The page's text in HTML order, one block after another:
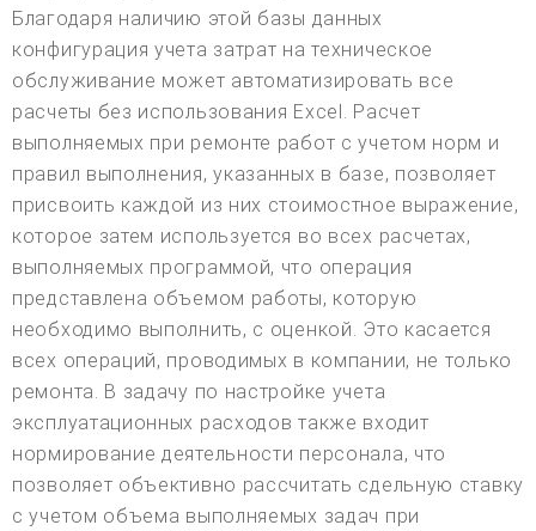
Благодаря наличию этой базы данных
конфигурация учета затрат на техническое
обслуживание может автоматизировать все
расчеты без использования Excel. Расчет
выполняемых при ремонте работ с учетом норм и
правил выполнения, указанных в базе, позволяет
присвоить каждой из них стоимостное выражение,
которое затем используется во всех расчетах,
выполняемых программой, что операция
представлена объемом работы, которую
необходимо выполнить, с оценкой. Это касается
всех операций, проводимых в компании, не только
ремонта. В задачу по настройке учета
эксплуатационных расходов также входит
нормирование деятельности персонала, что
позволяет объективно рассчитать сдельную ставку
с учетом объема выполняемых задач при